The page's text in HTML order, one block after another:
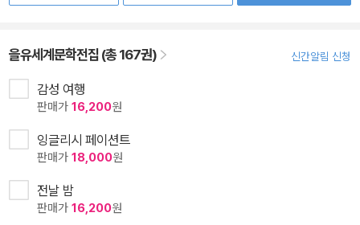
을유세계문학전집 (총 167권) 신간알림 신청
감성 여행
판매가 16,200원
잉글리시 페이션트
판매가 18,000원
전날 밤
판매가 16,200원